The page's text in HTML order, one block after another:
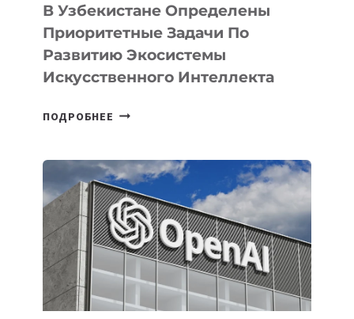
В Узбекистане Определены
Приоритетные Задачи По
Развитию Экосистемы
Искусственного Интеллекта
ПОДРОБНЕЕ В
ПРИОРИТЕТНЫЕ
ЗАДАЧИ
ПО
РАЗВИТИЮ
ЭКОСИСТЕМЫ
ИСКУССТВЕННОГО
ИНТЕЛЛЕКТА